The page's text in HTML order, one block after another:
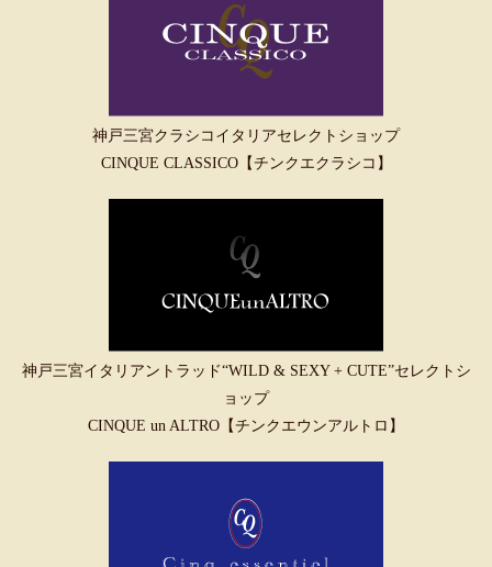
神戸三宮クラシコイタリアセレクトショップ
CINQUE CLASSICO【チンクエクラシコ】
神戸三宮イタリアントラッド“WILD & SEXY + CUTE”セレクトシ
ョップ
CINQUE un ALTRO【チンクエウンアルトロ】